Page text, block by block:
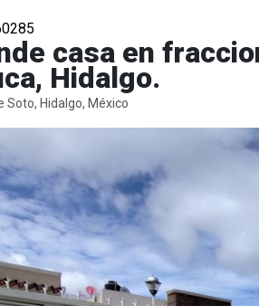
casa en
Hidalgo.
Soto, Hidalgo, México